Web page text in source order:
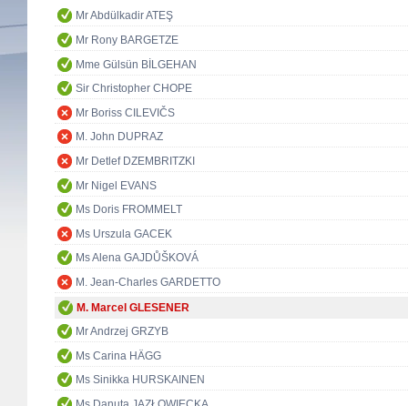
Mr Abdülkadir ATEŞ
Mr Rony BARGETZE
Mme Gülsün BİLGEHAN
Sir Christopher CHOPE
Mr Boriss CILEVIČS
M. John DUPRAZ
Mr Detlef DZEMBRITZKI
Mr Nigel EVANS
Ms Doris FROMMELT
Ms Urszula GACEK
Ms Alena GAJDŮŠKOVÁ
M. Jean-Charles GARDETTO
M. Marcel GLESENER
Mr Andrzej GRZYB
Ms Carina HÄGG
Ms Sinikka HURSKAINEN